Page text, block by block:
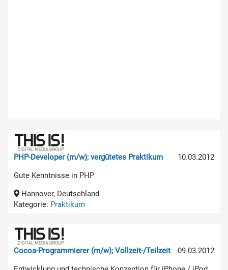
10.03.2012
PHP-Developer (m/w); vergütetes Praktikum
Gute Kenntnisse in PHP
Hannover, Deutschland
Kategorie: Praktikum
09.03.2012
Cocoa-Programmierer (m/w); Vollzeit-/Teilzeit